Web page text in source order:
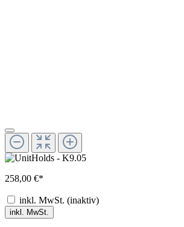
258,00 €*
inkl. MwSt. (inaktiv)
inkl. MwSt.